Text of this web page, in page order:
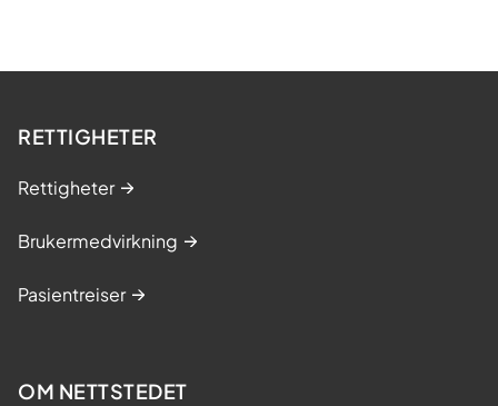
RETTIGHETER
Rettigheter
Brukermedvirkning
Pasientreiser
OM NETTSTEDET